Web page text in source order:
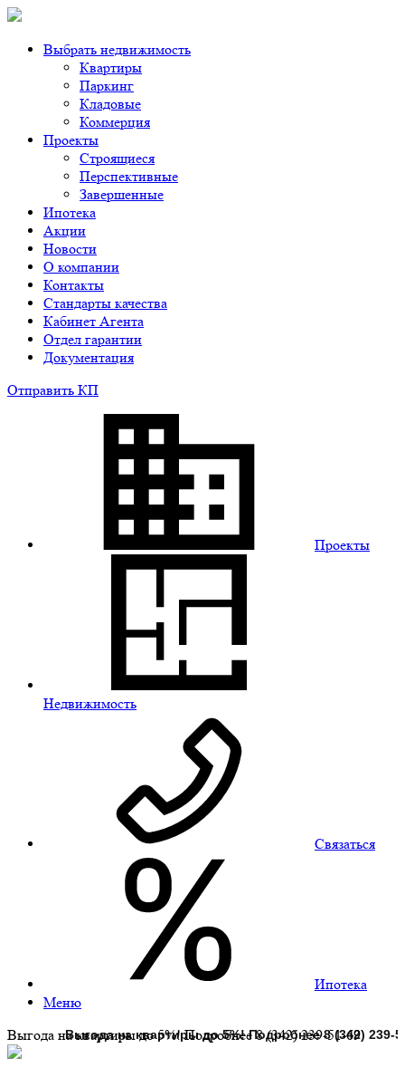
Выбрать недвижимость
Квартиры
Паркинг
Кладовые
Коммерция
Проекты
Строящиеся
Перспективные
Завершенные
Ипотека
Акции
Новости
О компании
Контакты
Стандарты качества
Кабинет Агента
Отдел гарантии
Документация
Отправить КП
Проекты
Недвижимость
Связаться
Ипотека
Меню
Выгода на квартиры до 5%! Подробнее 8 (342) 239-51-69